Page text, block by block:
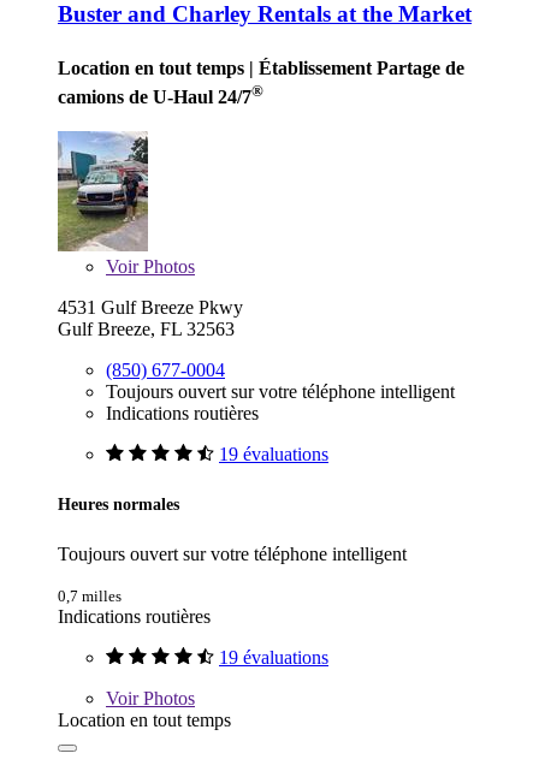
Buster and Charley Rentals at the Market
Location en tout temps | Établissement Partage de
camions de U-Haul 24/7®
VoirPhotos
4531 Gulf Breeze Pkwy
Gulf Breeze, FL 32563
(850) 677-0004
Toujours ouvert sur votre téléphone intelligent
Indications routières
19 évaluations
Heures normales
Toujours ouvert sur votre téléphone intelligent
0,7 milles
Indications routières
19 évaluations
VoirPhotos
Location en tout temps